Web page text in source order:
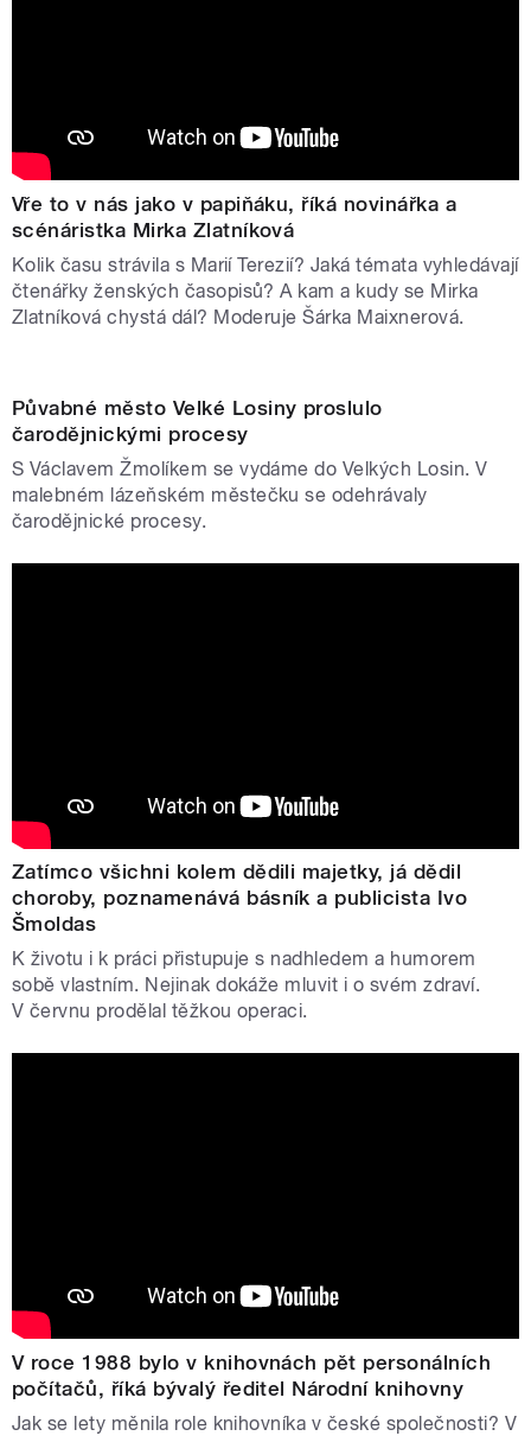
Vře to v nás jako v papiňáku, říká novinářka a
scénáristka Mirka Zlatníková
Kolik času strávila s Marií Terezií? Jaká témata vyhledávají
čtenářky ženských časopisů? A kam a kudy se Mirka
Zlatníková chystá dál? Moderuje Šárka Maixnerová.
Půvabné město Velké Losiny proslulo
čarodějnickými procesy
S Václavem Žmolíkem se vydáme do Velkých Losin. V
malebném lázeňském městečku se odehrávaly
čarodějnické procesy.
Zatímco všichni kolem dědili majetky, já dědil
choroby, poznamenává básník a publicista Ivo
Šmoldas
K životu i k práci přistupuje s nadhledem a humorem
sobě vlastním. Nejinak dokáže mluvit i o svém zdraví.
V červnu prodělal těžkou operaci.
V roce 1988 bylo v knihovnách pět personálních
počítačů, říká bývalý ředitel Národní knihovny
Jak se lety měnila role knihovníka v české společnosti? V